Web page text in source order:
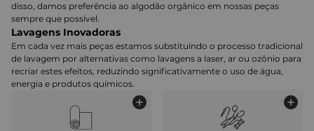
disso, damos preferência ao algodão orgânico em nossas peças
sempre que possível.
Lavagens Inovadoras
Em cada vez mais peças estamos substituindo o processo tradicional
de lavagem por alternativas como lavagens a laser, ar ou ozônio para
recriar estes efeitos, reduzindo significativamente o uso de água,
energia e produtos químicos.